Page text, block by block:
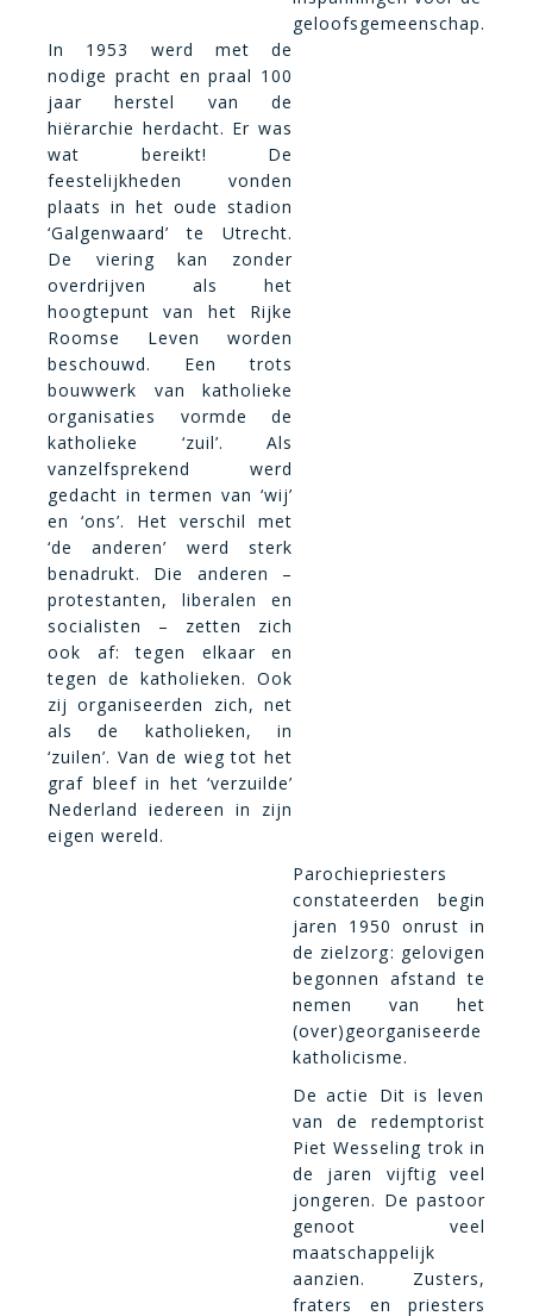
geloofsgemeenschap.
In 1953 werd met de
nodige pracht en praal 100
jaar herstel van de
hiërarchie herdacht. Er was
wat bereikt! De
feestelijkheden vonden
plaats in het oude stadion
‘Galgenwaard’ te Utrecht.
De viering kan zonder
overdrijven als het
hoogtepunt van het Rijke
Roomse Leven worden
beschouwd. Een trots
bouwwerk van katholieke
organisaties vormde de
katholieke ‘zuil’. Als
vanzelfsprekend werd
gedacht in termen van ‘wij’
en ‘ons’. Het verschil met
‘de anderen’ werd sterk
benadrukt. Die anderen –
protestanten, liberalen en
socialisten – zetten zich
ook af: tegen elkaar en
tegen de katholieken. Ook
zij organiseerden zich, net
als de katholieken, in
‘zuilen’. Van de wieg tot het
graf bleef in het ‘verzuilde’
Nederland iedereen in zijn
eigen wereld.
Parochiepriesters
constateerden begin
jaren 1950 onrust in
de zielzorg: gelovigen
begonnen afstand te
nemen van het
(over)georganiseerde
katholicisme.
De actie Dit is leven
van de redemptorist
Piet Wesseling trok in
de jaren vijftig veel
jongeren. De pastoor
genoot veel
maatschappelijk
aanzien. Zusters,
fraters en priesters